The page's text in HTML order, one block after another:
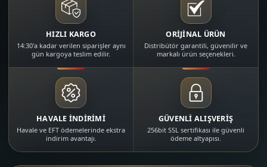
HIZLI KARGO
14:30'a kadar verilen siparişler aynı
gün kargoya teslim edilir.
ORİJİNAL ÜRÜN
Distribütör garantili, güvenilir ve
markalı ürün seçenekleri.
HAVALE İNDİRİMİ
Havale ve EFT ödemelerinde ekstra
indirim avantajı.
GÜVENLİ ALIŞVERİŞ
256bit SSL sertifikası ile güvenli
ödeme altyapısı.